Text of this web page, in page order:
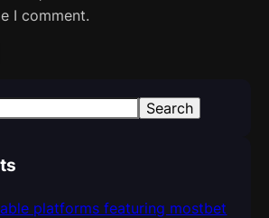
I comment.
Search
platforms featuring mostbet